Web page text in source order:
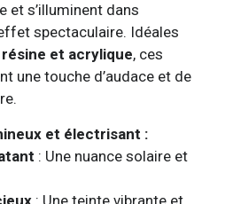
et s’illuminent dans
spectaculaire. Idéales
résine et acrylique, ces
une touche d’audace et de
et électrisant :
: Une nuance solaire et
: Une teinte vibrante et